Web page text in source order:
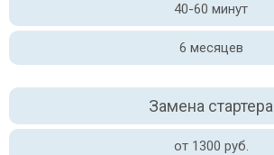
40-60 минут
6 месяцев
Замена стартера
от 1300 руб.